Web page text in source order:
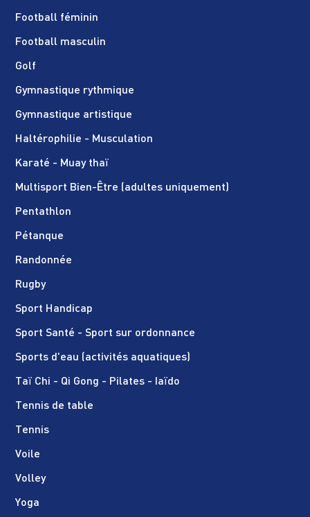
Football féminin
Football masculin
Golf
Gymnastique rythmique
Gymnastique artistique
Haltérophilie - Musculation
Karaté - Muay thaï
Multisport Bien-Être (adultes uniquement)
Pentathlon
Pétanque
Randonnée
Rugby
Sport Handicap
Sport Santé - Sport sur ordonnance
Sports d'eau (activités aquatiques)
Taï Chi - Qi Gong - Pilates - Iaïdo
Tennis de table
Tennis
Voile
Volley
Yoga